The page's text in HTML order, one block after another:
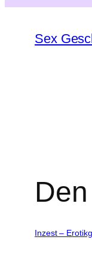
springen
Sex
Inzest –